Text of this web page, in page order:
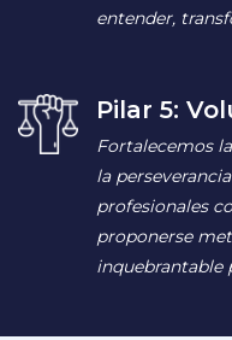
entender,
Pilar 5:
Fortalecemos
la
profesionales
proponerse
inquebrantable